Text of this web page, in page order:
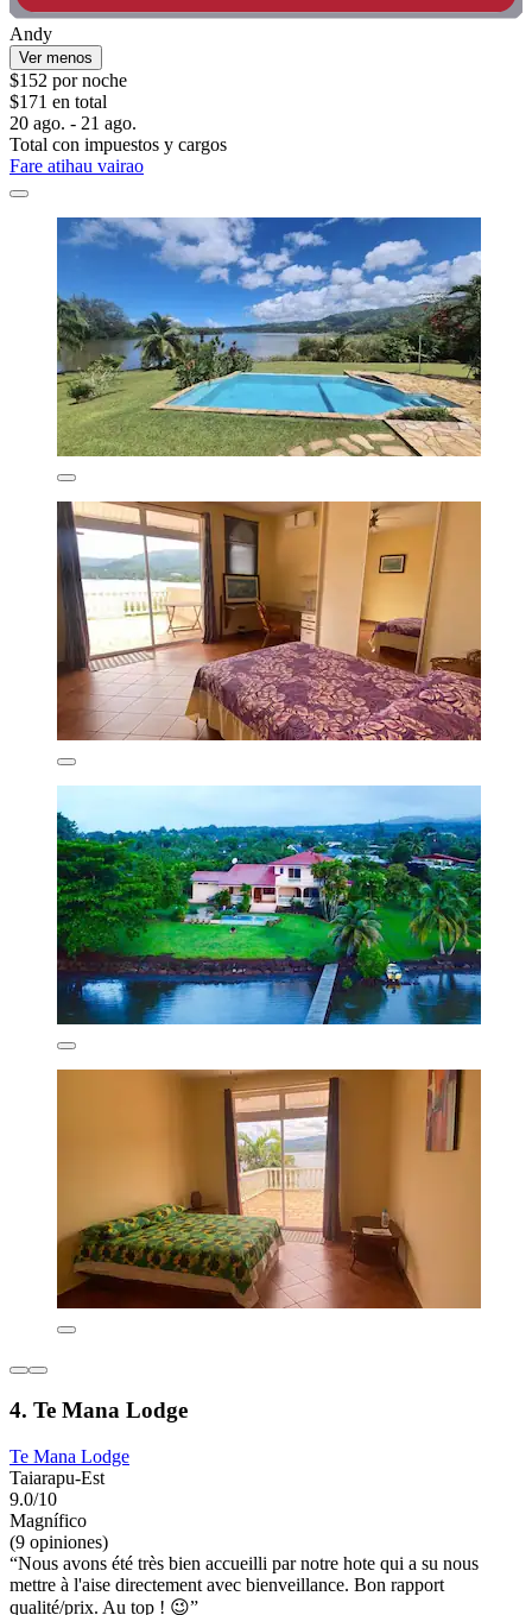
Andy
Ver menos
$152 por noche
$171 en total
20 ago. - 21 ago.
Total con impuestos y cargos
Fare atihau vairao
4. Te Mana Lodge
Te Mana Lodge
Taiarapu-Est
9.0/10
Magnífico
(9 opiniones)
“Nous avons été très bien accueilli par notre hote qui a su nous
mettre à l'aise directement avec bienveillance. Bon rapport
qualité/prix. Au top ! 😉”